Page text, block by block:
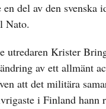
del av den svenska
Nato.
utredaren Krister
av ett allmänt
att det militära
i Finland hann